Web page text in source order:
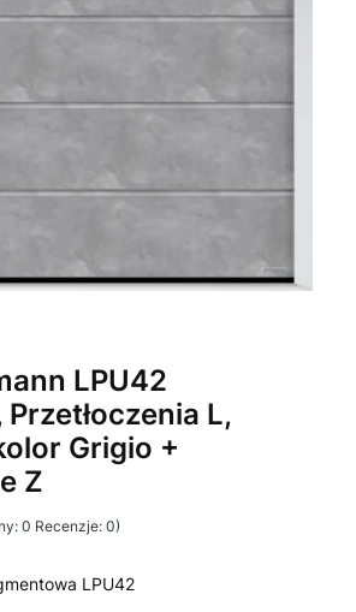
LPU42
L,
Grigio +
Z
0 Recenzje: 0)
LPU42